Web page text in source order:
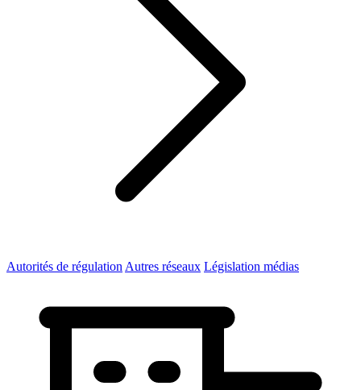
Autorités de régulation Autres réseaux Législation médias